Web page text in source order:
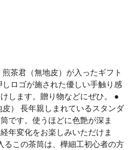
茶君（無地皮）が入ったギフト
ロゴが施された優しい手触り感
します。贈り物などにぜひ。 ●
） 長年親しまれているスタンダ
です。使うほどに色艶が深ま
年変化をお楽しみいただけま
るこの茶筒は、樺細工初心者の方